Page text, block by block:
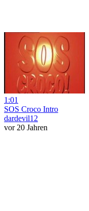
1:01
SOS Croco Intro
dardevil12
vor 20 Jahren